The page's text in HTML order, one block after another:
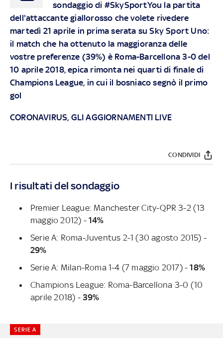
sondaggio di #SkySportYou la partita
dell'attaccante giallorosso che volete rivedere
martedì 21 aprile in prima serata su Sky Sport Uno:
il match che ha ottenuto la maggioranza delle
vostre preferenze (39%) è Roma-Barcellona 3-0 del
10 aprile 2018, epica rimonta nei quarti di finale di
Champions League, in cui il bosniaco segnò il primo
gol
CORONAVIRUS, GLI AGGIORNAMENTI LIVE
CONDIVIDI
I risultati del sondaggio
Premier League: Manchester City-QPR 3-2 (13
maggio 2012) - 14%
Serie A: Roma-Juventus 2-1 (30 agosto 2015) -
29%
Serie A: Milan-Roma 1-4 (7 maggio 2017) -18%
Champions League: Roma-Barcellona 3-0 (10
aprile 2018) - 39%
SERIE A